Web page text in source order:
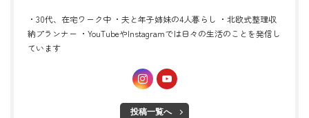
・30代、在宅ワーク中 ・夫と年子姉妹の4人暮らし ・北欧式整理収
納プランナー ・YouTubeやInstagramでは日々の生活のことを発信し
ています
投稿一覧へ